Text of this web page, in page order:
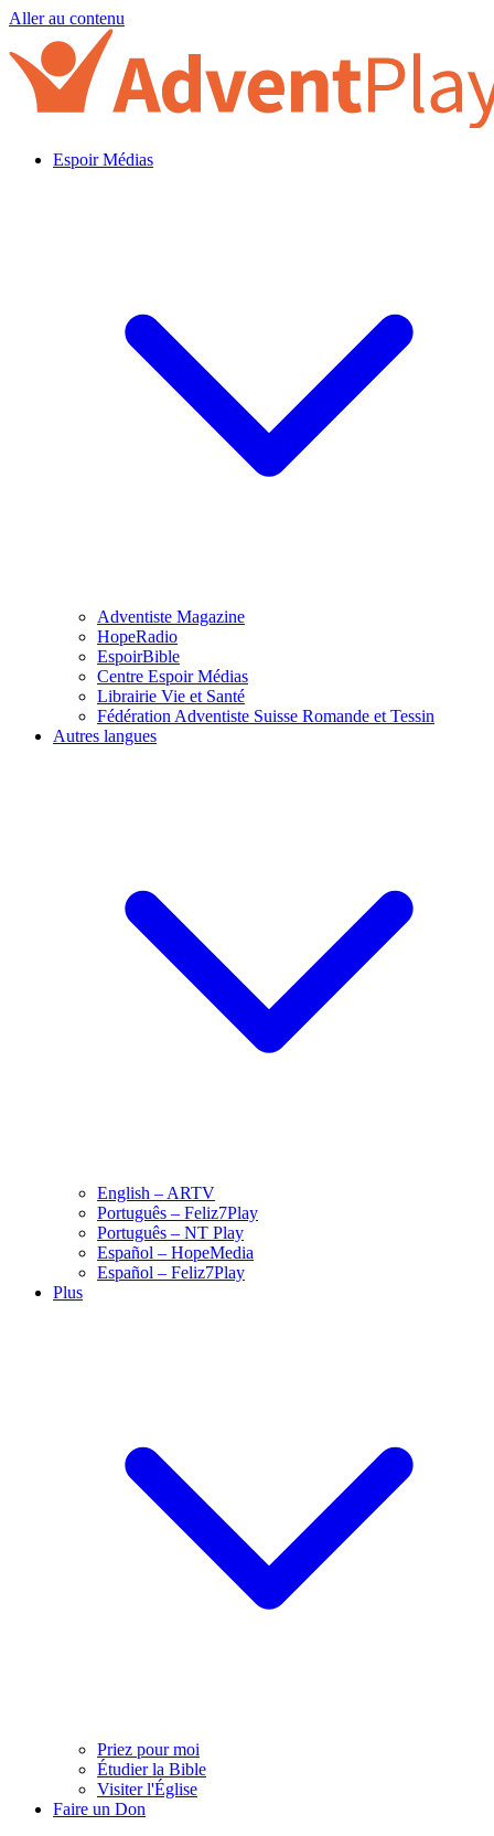
Aller au contenu
Espoir Médias
Adventiste Magazine
HopeRadio
EspoirBible
Centre Espoir Médias
Librairie Vie et Santé
Fédération Adventiste Suisse Romande et Tessin
Autres langues
English – ARTV
Português – Feliz7Play
Português – NT Play
Español – HopeMedia
Español – Feliz7Play
Plus
Priez pour moi
Étudier la Bible
Visiter l'Église
Faire un Don